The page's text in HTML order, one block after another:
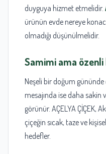
duyguya hizmet etmelidir.
ürünün evde nereye
olmadığı düşünülmelidir.
Samimi ama
Neşeli bir doğum gününde
mesajında ise daha
görünür. AÇELYA ÇİÇEK,
çiçeğin sıcak, taze ve
hedefler.